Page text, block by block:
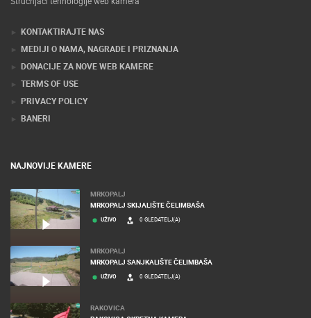
KONTAKTIRAJTE NAS
MEDIJI O NAMA, NAGRADE I PRIZNANJA
DONACIJE ZA NOVE WEB KAMERE
TERMS OF USE
PRIVACY POLICY
BANERI
NAJNOVIJE KAMERE
MRKOPALJ
MRKOPALJ SKIJALIŠTE ČELIMBAŠA
UŽIVO 0 GLEDATELJ(A)
MRKOPALJ
MRKOPALJ SANJKALIŠTE ČELIMBAŠA
UŽIVO 0 GLEDATELJ(A)
RAKOVICA